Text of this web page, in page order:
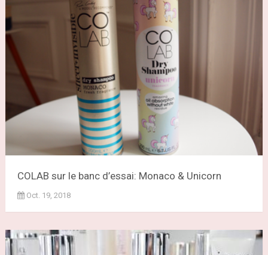
COLAB sur le banc d’essai: Monaco & Unicorn
Oct. 19, 2018